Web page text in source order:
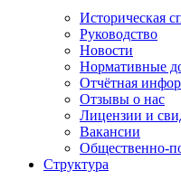
Историческая
Руководство
Новости
Нормативные
Отчётная
Отзывы о нас
Лицензии и
Вакансии
Общественно-
Структура